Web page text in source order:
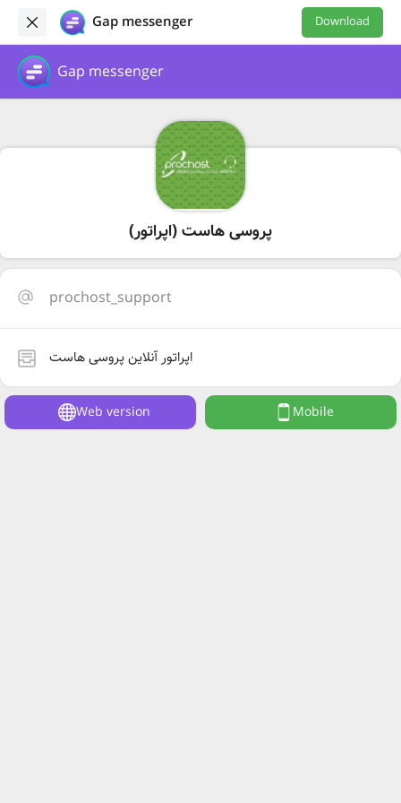
Gap messenger Download
Gap messenger
پروسی هاست (اپراتور)
prochost_support
اپراتور آنلاین پروسی هاست
Web version Mobile